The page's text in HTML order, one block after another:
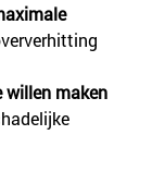
willen maken